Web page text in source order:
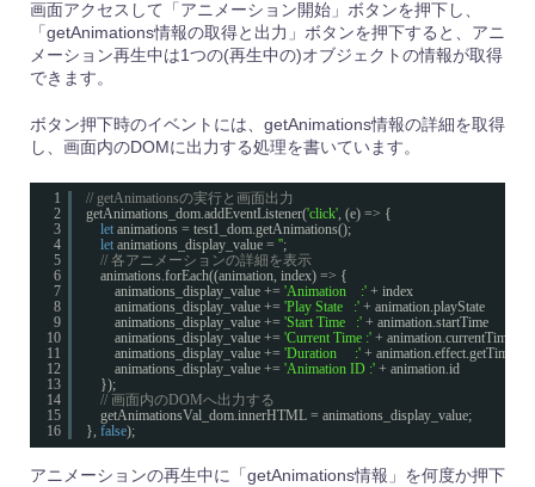
画面アクセスして「アニメーション開始」ボタンを押下し、
「getAnimations情報の取得と出力」ボタンを押下すると、アニ
メーション再生中は1つの(再生中の)オブジェクトの情報が取得
できます。
ボタン押下時のイベントには、getAnimations情報の詳細を取得
し、画面内のDOMに出力する処理を書いています。
1
2
3
4
5
6
7
8
9
10
11
12
13
14
15
16
// getAnimationsの実行と画面出力
getAnimations_dom.addEventListener('click', (e) => {
let animations = test1_dom.getAnimations();
let animations_display_value = '';
// 各アニメーションの詳細を表示
animations.forEach((animation, index) => {
animations_display_value += 'Animation    :' + index
animations_display_value += 'Play State   :' + animation.playState
animations_display_value += 'Start Time   :' + animation.startTime
animations_display_value += 'Current Time :' + animation.currentTime
animations_display_value += 'Duration     :' +
animations_display_value += 'Animation ID :' + animation.id
});
// 画面内のDOMへ出力する
getAnimationsVal_dom.innerHTML = animations_display_value;
}, false);
アニメーションの再生中に「getAnimations情報」を何度か押下